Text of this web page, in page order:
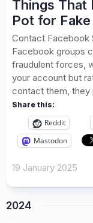
Things That
Pot for
Contact Facebook
Facebook groups
fraudulent forces,
your account but
contact them, they
Share this:
Reddit
Mastodon
19 January 2025
2024